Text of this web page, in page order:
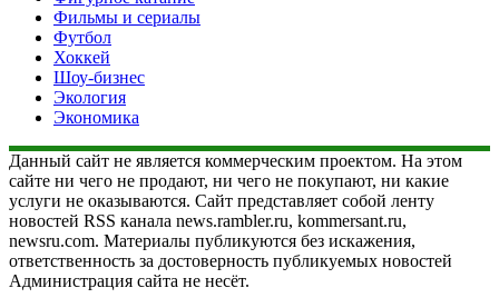
Фильмы и сериалы
Футбол
Хоккей
Шоу-бизнес
Экология
Экономика
Данный сайт не является коммерческим проектом. На этом
сайте ни чего не продают, ни чего не покупают, ни какие
услуги не оказываются. Сайт представляет собой ленту
новостей RSS канала news.rambler.ru, kommersant.ru,
newsru.com. Материалы публикуются без искажения,
ответственность за достоверность публикуемых новостей
Администрация сайта не несёт.